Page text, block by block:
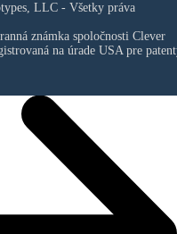
LLC - Všetky práva
známka spoločnosti Clever
na úrade USA pre